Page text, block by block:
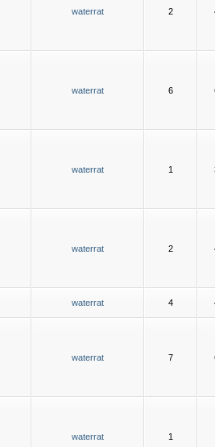
waterrat 2
waterrat 6
waterrat 1
waterrat 2
waterrat 4
waterrat 7
waterrat 1